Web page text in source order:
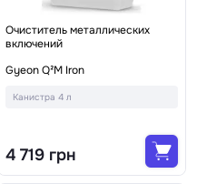
Очиститель металлических
включений
Gyeon Q²M Iron
Канистра 4 л
4 719 грн